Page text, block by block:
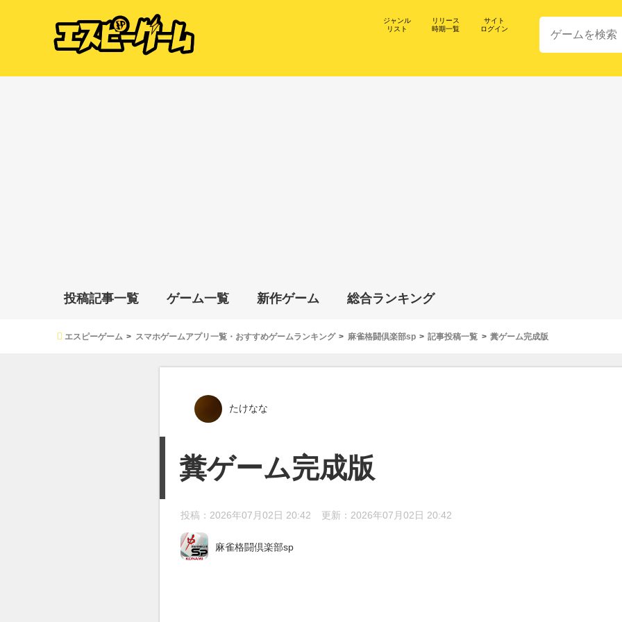
ジャンル
リスト
リリース
時期一覧
サイト
ログイン
投稿記事一覧 ゲーム一覧 新作ゲーム 総合ランキング
エスピーゲーム スマホゲームアプリ一覧・おすすめゲームランキング 麻雀格闘倶楽部sp 記事投稿一覧 糞ゲーム完成版
たけなな
糞ゲーム完成版
投稿：2026年07月02日 20:42 更新：2026年07月02日 20:42
麻雀格闘倶楽部sp